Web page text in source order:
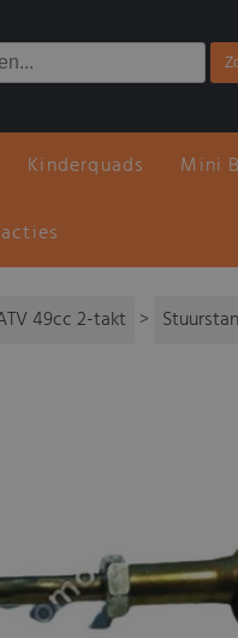
Kinderquads Mini
49cc 2-takt >